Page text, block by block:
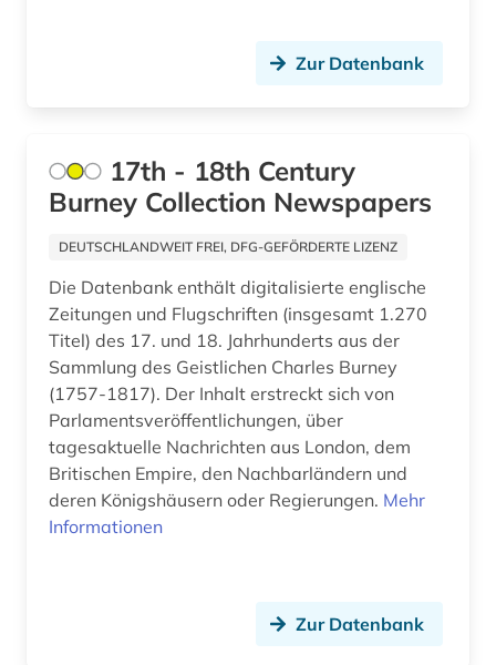
asylbewerber (1)
asylrecht (2)
asylverfahren (2)
atlas (3)
atmosphäre (1)
atomare bedrohung (1)
attentat (1)
aufenthaltsrecht (1)
aufklärung (1)
Osteuropa (24)
Ostmitteleuropa (10)
Palaestina (6)
Polen (11)
Portugal (2)
Rheinland-Pfalz (3)
Rumänien (6)
Russland, Sowjetunion (54)
Saarland (3)
Sachsen (3)
Zur Datenbank
17th - 18th Century
Burney Collection Newspapers
DEUTSCHLANDWEIT FREI, DFG-GEFÖRDERTE LIZENZ
Die Datenbank enthält digitalisierte englische
Zeitungen und Flugschriften (insgesamt 1.270
Titel) des 17. und 18. Jahrhunderts aus der
Sammlung des Geistlichen Charles Burney
(1757-1817). Der Inhalt erstreckt sich von
Parlamentsveröffentlichungen, über
tagesaktuelle Nachrichten aus London, dem
Britischen Empire, den Nachbarländern und
deren Königshäusern oder Regierungen. Mehr
Informationen
Zur Datenbank